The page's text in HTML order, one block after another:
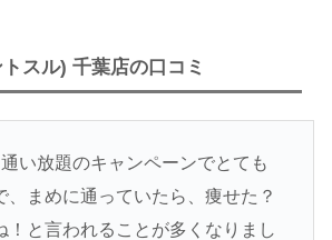
スル) 千葉店の口コミ
い放題のキャンペーンでとても
、まめに通っていたら、痩せた？
！と言われることが多くなりまし